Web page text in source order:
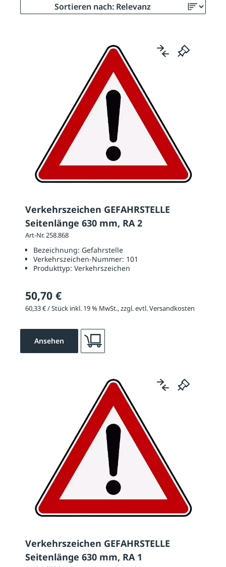
Verkehrszeichen GEFAHRSTELLE
Seitenlänge 630 mm, RA 2
Art-Nr. 258.868
Bezeichnung: Gefahrstelle
Verkehrszeichen-Nummer: 101
Produkttyp: Verkehrszeichen
50,70 €
60,33 € / Stück inkl. 19 % MwSt., zzgl. evtl. Versandkosten
Ansehen
Verkehrszeichen GEFAHRSTELLE
Seitenlänge 630 mm, RA 1